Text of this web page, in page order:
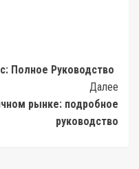
Полное Руководство
Далее
рынке: подробное
руководство